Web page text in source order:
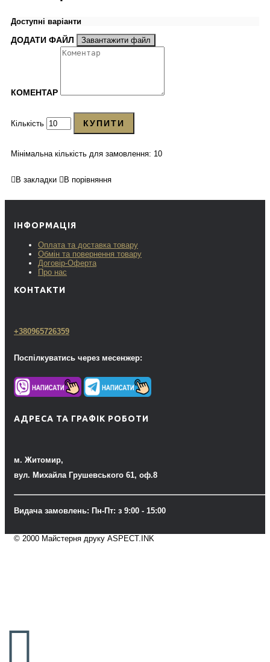
Доступні варіанти
ДОДАТИ ФАЙЛ Завантажити файл
КОМЕНТАР
Кількість КУПИТИ
Мінімальна кількість для замовлення: 10
В закладки В порівняння
ІНФОРМАЦІЯ
Оплата та доставка товару
Обмін та повернення товару
Договір-Оферта
Про нас
КОНТАКТИ
+380965726359
Поспілкуватись через месенжер:
АДРЕСА ТА ГРАФІК РОБОТИ
м. Житомир,
вул. Михайла Грушевського 61, оф.8
Видача замовлень: Пн-Пт: з 9:00 - 15:00
© 2000 Майстерня друку ASPECT.INK